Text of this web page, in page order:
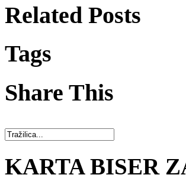
Related Posts
Tags
Share This
KARTA BISER